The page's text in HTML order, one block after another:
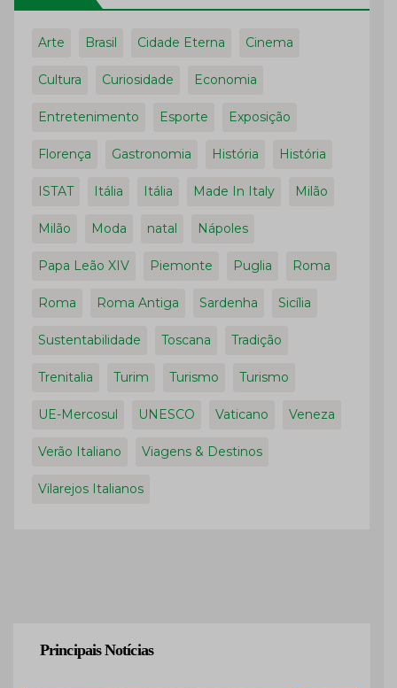
Arte Brasil Cidade Eterna Cinema
Cultura Curiosidade Economia
Entretenimento Esporte Exposição
Florença Gastronomia História História
ISTAT Itália Itália Made In Italy Milão
Milão Moda natal Nápoles
Papa Leão XIV Piemonte Puglia Roma
Roma Roma Antiga Sardenha Sicília
Sustentabilidade Toscana Tradição
Trenitalia Turim Turismo Turismo
UE-Mercosul UNESCO Vaticano Veneza
Verão Italiano Viagens & Destinos
Vilarejos Italianos
Principais Notícias